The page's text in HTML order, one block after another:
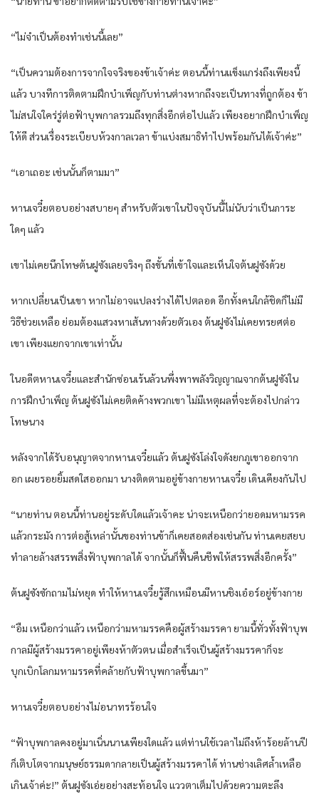
“ไม่จำเป็นต้องทำเช่นนี้เลย”
“เป็นความต้องการจากใจจริงของข้าเจ้าค่ะ ตอนนี้ท่านแข็งแกร่งถึงเพียงนี้
แล้ว บางทีการติดตามฝึกบำเพ็ญกับท่านต่างหากถึงจะเป็นทางที่ถูกต้อง ข้า
ไม่สนใจใคร่รู่ต่อฟ้าบุพกาลรวมถึงทุกสิ่งอีกต่อไปแล้ว เพียงอยากฝึกบำเพ็ญ
ให้ดี ส่วนเรื่องระเบียบห้วงกาลเวลา ข้าแบ่งสมาธิทำไปพร้อมกันได้เจ้าค่ะ”
“เอาเถอะ เช่นนั้นก็ตามมา”
หานเจวี๋ยตอบอย่างสบายๆ สำหรับตัวเขาในปัจจุบันนี้ไม่นับว่าเป็นภาระ
ใดๆ แล้ว
เขาไม่เคยนึกโทษต้นฝูซังเลยจริงๆ ถึงขั้นที่เข้าใจและเห็นใจต้นฝูซังด้วย
หากเปลี่ยนเป็นเขา หากไม่อาจแปลงร่างได้ไปตลอด อีกทั้งคนใกล้ชิดก็ไม่มี
วิธีช่วยเหลือ ย่อมต้องแสวงหาเส้นทางด้วยตัวเอง ต้นฝูซังไม่เคยทรยศต่อ
เขา เพียงแยกจากเขาเท่านั้น
ในอดีตหานเจวี๋ยและสำนักซ่อนเร้นล้วนพึ่งพาพลังวิญญาณจากต้นฝูซังใน
การฝึกบำเพ็ญ ต้นฝูซังไม่เคยติดค้างพวกเขา ไม่มีเหตุผลที่จะต้องไปกล่าว
โทษนาง
หลังจากได้รับอนุญาตจากหานเจวี๋ยแล้ว ต้นฝูซังโล่งใจดังยกภูเขาออกจาก
อก เผยรอยยิ้มสดใสออกมา นางติดตามอยู่ข้างกายหานเจวี๋ย เดินเคียงกันไป
“นายท่าน ตอนนี้ท่านอยู่ระดับใดแล้วเจ้าคะ น่าจะเหนือกว่ายอดมหามรรค
แล้วกระมัง การต่อสู้เหล่านั้นของท่านข้าก็เคยสอดส่องเช่นกัน ท่านเคยสยบ
ทำลายล้างสรรพสิ่งฟ้าบุพกาลได้ จากนั้นก็ฟื้นคืนชีพให้สรรพสิ่งอีกครั้ง”
ต้นฝูซังซักถามไม่หยุด ทำให้หานเจวี๋ยรู้สึกเหมือนมีหานชิงเอ๋อร์อยู่ข้างกาย
“อืม เหนือกว่าแล้ว เหนือกว่ามหามรรคคือผู้สร้างมรรคา ยามนี้ทั่วทั้งฟ้าบุพ
กาลมีผู้สร้างมรรคาอยู่เพียงห้าตัวตน เมื่อสำเร็จเป็นผู้สร้างมรรคาก็จะ
บุกเบิกโลกมหามรรคที่คล้ายกับฟ้าบุพกาลขึ้นมา”
หานเจวี๋ยตอบอย่างไม่อนาทรร้อนใจ
“ฟ้าบุพกาลคงอยู่มาเนิ่นนานเพียงใดแล้ว แต่ท่านใช้เวลาไม่ถึงห้าร้อยล้านปี
ก็เติบโตจากมนุษย์ธรรมดากลายเป็นผู้สร้างมรรคาได้ ท่านช่างเลิศล้ำเหลือ
เกินเจ้าค่ะ!” ต้นฝูซังเอ่ยอย่างสะท้อนใจ แววตาเต็มไปด้วยความตะลึง